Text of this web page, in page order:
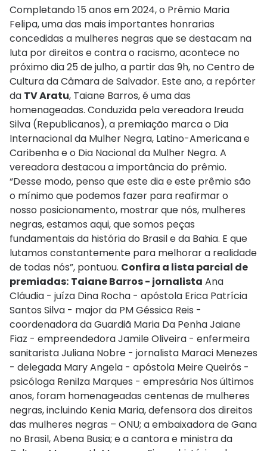
Completando 15 anos em 2024, o Prêmio Maria
Felipa, uma das mais importantes honrarias
concedidas a mulheres negras que se destacam na
luta por direitos e contra o racismo, acontece no
próximo dia 25 de julho, a partir das 9h, no Centro de
Cultura da Câmara de Salvador. Este ano, a repórter
da TV Aratu, Taiane Barros, é uma das
homenageadas. Conduzida pela vereadora Ireuda
Silva (Republicanos), a premiação marca o Dia
Internacional da Mulher Negra, Latino-Americana e
Caribenha e o Dia Nacional da Mulher Negra. A
vereadora destacou a importância do prêmio.
“Desse modo, penso que este dia e este prêmio são
o mínimo que podemos fazer para reafirmar o
nosso posicionamento, mostrar que nós, mulheres
negras, estamos aqui, que somos peças
fundamentais da história do Brasil e da Bahia. E que
lutamos constantemente para melhorar a realidade
de todas nós”, pontuou. Confira a lista parcial de
premiadas: Taiane Barros - jornalista Ana
Cláudia - juíza Dina Rocha - apóstola Erica Patrícia
Santos Silva - major da PM Géssica Reis -
coordenadora da Guardiã Maria Da Penha Jaiane
Fiaz - empreendedora Jamile Oliveira - enfermeira
sanitarista Juliana Nobre - jornalista Maraci Menezes
- delegada Mary Angela - apóstola Meire Queirós -
psicóloga Renilza Marques - empresária Nos últimos
anos, foram homenageadas centenas de mulheres
negras, incluindo Kenia Maria, defensora dos direitos
das mulheres negras – ONU; a embaixadora de Gana
no Brasil, Abena Busia; e a cantora e ministra da